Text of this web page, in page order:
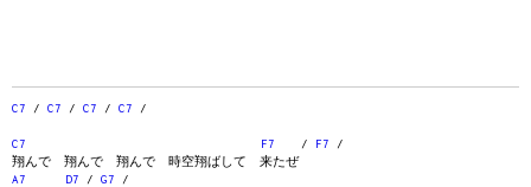
C7 / C7 / C7 / C7 /
C7 F7 / F7 /
翔んで 翔んで 翔んで 時空翔ばして 来たぜ
A7
D7 / G7 /